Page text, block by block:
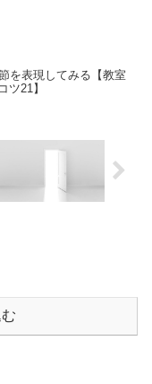
を表現してみる【教室
ツ21】